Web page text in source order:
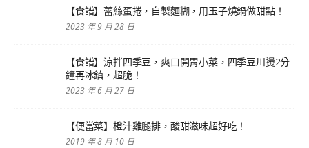
【食譜】蕾絲蛋捲，自製麵糊，用玉子燒鍋做甜點！
2023 年 9 月 28 日
【食譜】涼拌四季豆，爽口開胃小菜，四季豆川燙2分
鐘再冰鎮，超脆！
2023 年 6 月 27 日
【便當菜】橙汁雞腿排，酸甜滋味超好吃！
2019 年 8 月 10 日